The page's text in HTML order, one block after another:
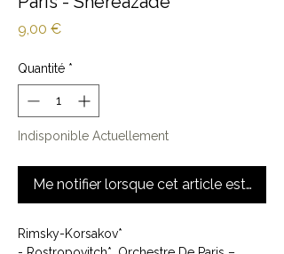
9,00 €Prix
Quantité *
Indisponible Actuellement
Me notifier lorsque cet article est
Rimsky-Korsakov*